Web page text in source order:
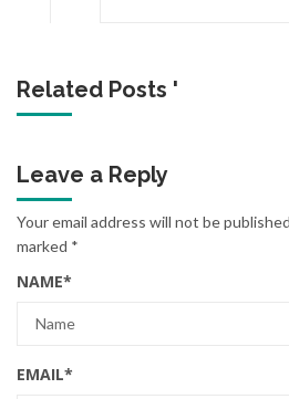
Related Posts '
Leave a Reply
Your email address will not be
marked *
NAME*
EMAIL*